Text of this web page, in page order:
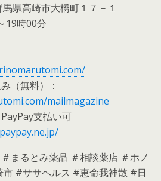
県高崎市大橋町１７－１
19時00分
（無料）：
mailmagazine
支払い可
まるとみ薬品 ＃相談薬店 ＃ホノ
市 #ササヘルス #恵命我神散 #日